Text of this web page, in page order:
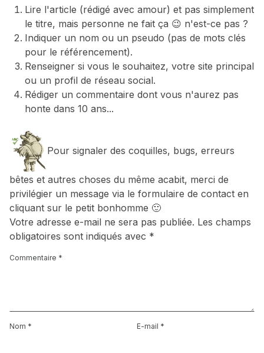
Lire l'article (rédigé avec amour) et pas simplement
le titre, mais personne ne fait ça 😉 n'est-ce pas ?
Indiquer un nom ou un pseudo (pas de mots clés
pour le référencement).
Renseigner si vous le souhaitez, votre site principal
ou un profil de réseau social.
Rédiger un commentaire dont vous n'aurez pas
honte dans 10 ans...
Pour signaler des coquilles, bugs, erreurs
bêtes et autres choses du même acabit, merci de
privilégier un message via le formulaire de contact en
cliquant sur le petit bonhomme 🙂
Votre adresse e-mail ne sera pas publiée. Les champs
obligatoires sont indiqués avec *
Commentaire *
Nom * E-mail *